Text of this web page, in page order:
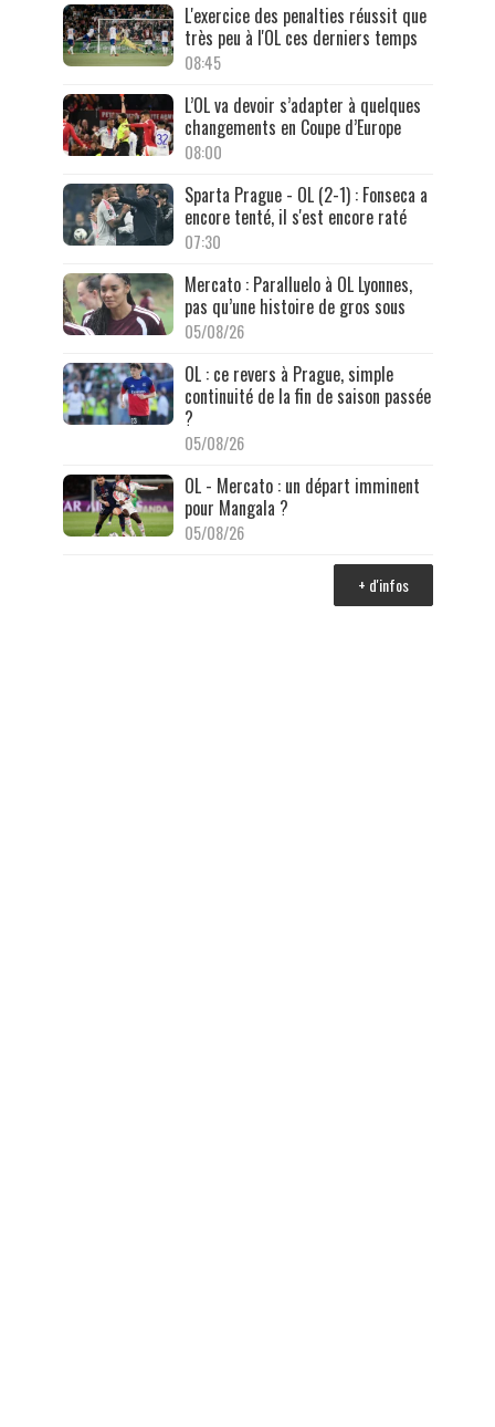
L'exercice des penalties réussit que
très peu à l'OL ces derniers temps
08:45
L’OL va devoir s’adapter à quelques
changements en Coupe d’Europe
08:00
Sparta Prague - OL (2-1) : Fonseca a
encore tenté, il s'est encore raté
07:30
Mercato : Paralluelo à OL Lyonnes,
pas qu’une histoire de gros sous
05/08/26
OL : ce revers à Prague, simple
continuité de la fin de saison passée
?
05/08/26
OL - Mercato : un départ imminent
pour Mangala ?
05/08/26
+ d'infos